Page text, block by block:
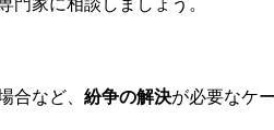
家に相談しましょう。
合など、 紛争の解決が必要なケ